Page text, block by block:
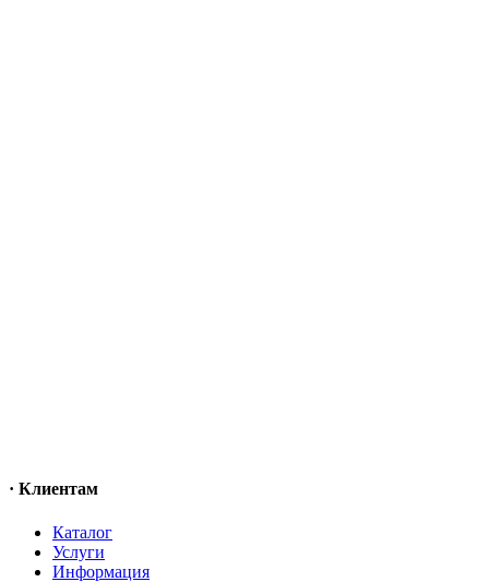
· Клиентам
Каталог
Услуги
Информация